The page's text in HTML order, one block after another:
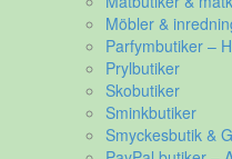
Möbler &
Parfymbutiker –
Prylbutiker
Skobutiker
Sminkbutiker
Smyckesbutik &